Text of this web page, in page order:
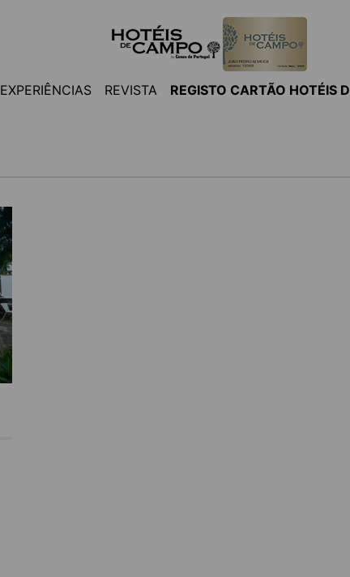
EXPERIÊNCIAS REVISTA REGISTO CARTÃO HOTÉIS